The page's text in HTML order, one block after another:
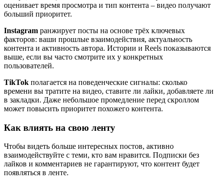
оценивает время просмотра и тип контента – видео получают
больший приоритет.
Instagram ранжирует посты на основе трёх ключевых
факторов: ваши прошлые взаимодействия, актуальность
контента и активность автора. Истории и Reels показываются
выше, если вы часто смотрите их у конкретных
пользователей.
TikTok полагается на поведенческие сигналы: сколько
времени вы тратите на видео, ставите ли лайки, добавляете ли
в закладки. Даже небольшое промедление перед скроллом
может повысить приоритет похожего контента.
Как влиять на свою ленту
Чтобы видеть больше интересных постов, активно
взаимодействуйте с теми, кто вам нравится. Подписки без
лайков и комментариев не гарантируют, что контент будет
появляться в ленте.